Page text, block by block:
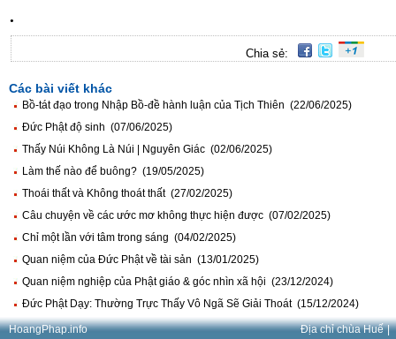
.
Chia sẻ:
Các bài viết khác
Bồ-tát đạo trong Nhập Bồ-đề hành luận của Tịch Thiên (22/06/2025)
Đức Phật độ sinh (07/06/2025)
Thấy Núi Không Là Núi | Nguyên Giác (02/06/2025)
Làm thế nào để buông? (19/05/2025)
Thoái thất và Không thoát thất (27/02/2025)
Câu chuyện về các ước mơ không thực hiện được (07/02/2025)
Chỉ một lần với tâm trong sáng (04/02/2025)
Quan niệm của Đức Phật về tài sản (13/01/2025)
Quan niệm nghiệp của Phật giáo & góc nhìn xã hội (23/12/2024)
Đức Phật Dạy: Thường Trực Thấy Vô Ngã Sẽ Giải Thoát (15/12/2024)
HoangPhap.info Địa chỉ chùa Huế |